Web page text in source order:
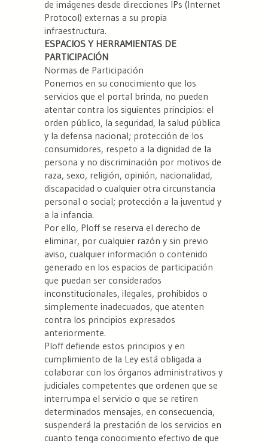
de imágenes desde direcciones IPs (Internet
Protocol) externas a su propia
infraestructura.
ESPACIOS Y HERRAMIENTAS DE
PARTICIPACIÓN
Normas de Participación
Ponemos en su conocimiento que los
servicios que el portal brinda, no pueden
atentar contra los siguientes principios: el
orden público, la seguridad, la salud pública
y la defensa nacional; protección de los
consumidores, respeto a la dignidad de la
persona y no discriminación por motivos de
raza, sexo, religión, opinión, nacionalidad,
discapacidad o cualquier otra circunstancia
personal o social; protección a la juventud y
a la infancia.
Por ello, Ploff se reserva el derecho de
eliminar, por cualquier razón y sin previo
aviso, cualquier información o contenido
generado en los espacios de participación
que puedan ser considerados
inconstitucionales, ilegales, prohibidos o
simplemente inadecuados, que atenten
contra los principios expresados
anteriormente.
Ploff defiende estos principios y en
cumplimiento de la Ley está obligada a
colaborar con los órganos administrativos y
judiciales competentes que ordenen que se
interrumpa el servicio o que se retiren
determinados mensajes, en consecuencia,
suspenderá la prestación de los servicios en
cuanto tenga conocimiento efectivo de que